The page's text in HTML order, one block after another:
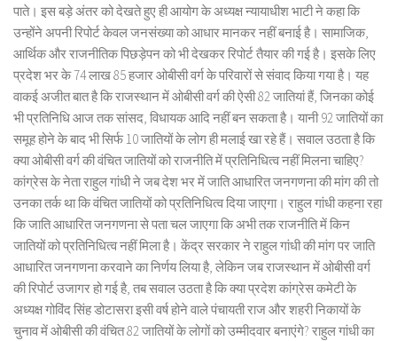
पाते। इस बड़े अंतर को देखते हुए ही आयोग के अध्यक्ष न्यायाधीश भाटी ने कहा कि
उन्होंने अपनी रिपोर्ट केवल जनसंख्या को आधार मानकर नहीं बनाई है। सामाजिक,
आर्थिक और राजनीतिक पिछड़ेपन को भी देखकर रिपोर्ट तैयार की गई है। इसके लिए
प्रदेश भर के 74 लाख 85 हजार ओबीसी वर्ग के परिवारों से संवाद किया गया है। यह
वाकई अजीत बात है कि राजस्थान में ओबीसी वर्ग की ऐसी 82 जातियां हैं, जिनका कोई
भी प्रतिनिधि आज तक सांसद, विधायक आदि नहीं बन सकता है। यानी 92 जातियों का
समूह होने के बाद भी सिर्फ 10 जातियों के लोग ही मलाई खा रहे हैं। सवाल उठता है कि
क्या ओबीसी वर्ग की वंचित जातियों को राजनीति में प्रतिनिधित्व नहीं मिलना चाहिए?
कांग्रेस के नेता राहुल गांधी ने जब देश भर में जाति आधारित जनगणना की मांग की तो
उनका तर्क था कि वंचित जातियों को प्रतिनिधित्व दिया जाएगा। राहुल गांधी कहना रहा
कि जाति आधारित जनगणना से पता चल जाएगा कि अभी तक राजनीति में किन
जातियों को प्रतिनिधित्व नहीं मिला है। केंद्र सरकार ने राहुल गांधी की मांग पर जाति
आधारित जनगणना करवाने का निर्णय लिया है, लेकिन जब राजस्थान में ओबीसी वर्ग
की रिपोर्ट उजागर हो गई है, तब सवाल उठता है कि क्या प्रदेश कांग्रेस कमेटी के
अध्यक्ष गोविंद सिंह डोटासरा इसी वर्ष होने वाले पंचायती राज और शहरी निकायों के
चुनाव में ओबीसी की वंचित 82 जातियों के लोगों को उम्मीदवार बनाएंगे? राहुल गांधी का